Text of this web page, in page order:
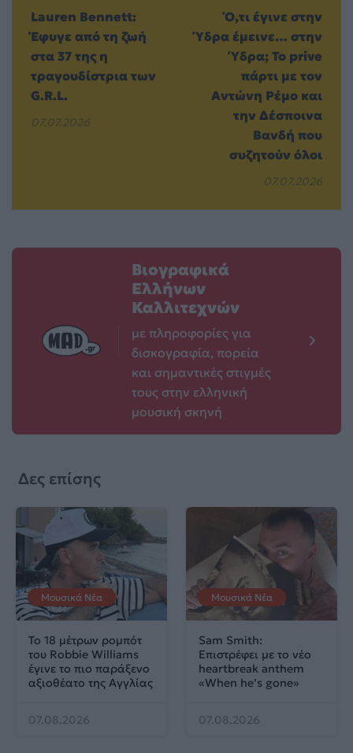
Lauren Bennett:
Έφυγε από τη ζωή
στα 37 της η
τραγουδίστρια των
G.R.L.
07.07.2026
Ό,τι έγινε στην
Ύδρα έμεινε… στην
Ύδρα; Το prive
πάρτι με τον
Αντώνη Ρέμο και
την Δέσποινα
Βανδή που
συζητούν όλοι
07.07.2026
Βιογραφικά
Ελλήνων
Καλλιτεχνών
με πληροφορίες για
δισκογραφία, πορεία
και σημαντικές στιγμές
τους στην ελληνική
μουσική σκηνή
Δες επίσης
Μουσικά Νέα
Το 18 μέτρων ρομπότ
του Robbie Williams
έγινε το πιο παράξενο
αξιοθέατο της Αγγλίας
07.08.2026
Μουσικά Νέα
Sam Smith:
Επιστρέφει με το νέο
heartbreak anthem
«When he’s gone»
07.08.2026